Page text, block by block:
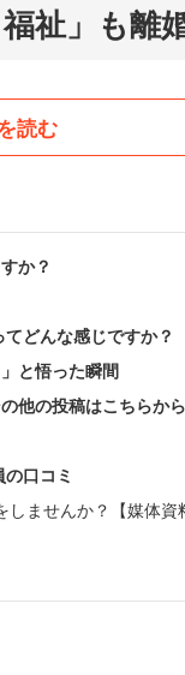
祉」も離
読む
か？
どんな感じですか？
と悟った瞬間
他の投稿はこちらから
口コミ
ませんか？【媒体資